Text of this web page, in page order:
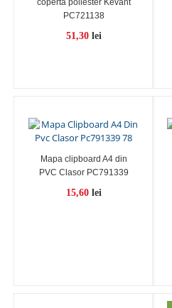
coperta poliester Kevant
PC721138
51,30 lei
Mapa clipboard A4 din
PVC Clasor PC791339
15,60 lei